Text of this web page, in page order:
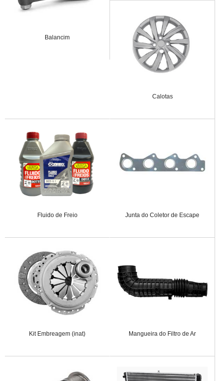
Balancim
Calotas
Fluido de Freio Junta do Coletor de Escape
Kit Embreagem (inat) Mangueira do Filtro de Ar